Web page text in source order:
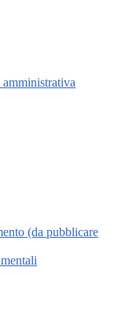
(da pubblicare